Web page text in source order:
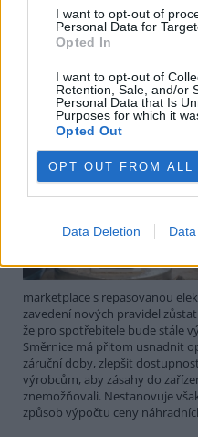
I want to opt-out of
Personal Data for
Opted In
I want to opt-out of
Retention, Sale, and/or
Personal Data that Is
Purposes for which it
Opted Out
OPT OUT FROM ALL
Data Deletion
do Pardubic. Veřejnost může
životní prostředí poslat
Kilian Kaminski: Evropa
Budou ale opravy
1.8.2026
Diskuse: 41
marketplace s repasovanou
zavedení nových pravidel
že pro spotřebitele bude stále
Směrnice má přitom usnadnit
záruční doby, zlepšit
výrobcům, aby zásahy do
znemožňovali. Nestanovuje
způsob výpočtu ceny